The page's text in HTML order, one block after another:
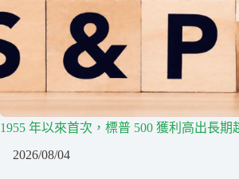
1955 年以來首次，標普 500 獲利高出長期
2026/08/04